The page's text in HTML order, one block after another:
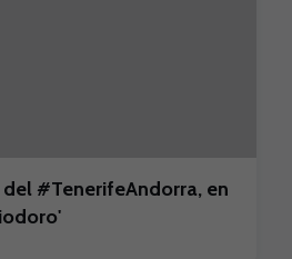
#TenerifeAndorra, en